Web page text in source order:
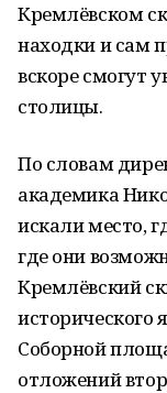
Кремлёвском
находки и сам
вскоре смогут
столицы.
По словам
академика
искали место,
где они
Кремлёвский
исторического
Соборной
отложений